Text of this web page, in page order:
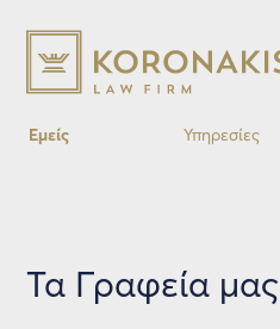
Εμείς Υπηρεσίες
Τα Γραφεία μας